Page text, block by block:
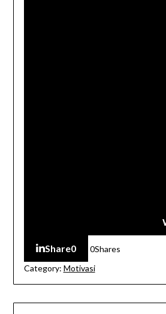
Share0 0Shares
Category: Motivasi